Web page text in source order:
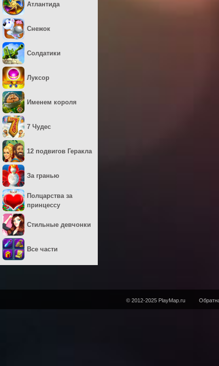
Атлантида
Снежок
Солдатики
Луксор
Именем короля
7 Чудес
12 подвигов Геракла
За гранью
Полцарства за
принцессу
Стильные девчонки
Все части
© 2012-2025 PlayMap.ru